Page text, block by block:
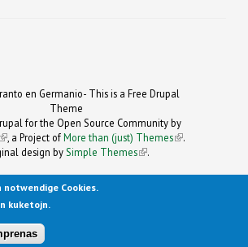
en Germanio- This is a Free Drupal
Theme
for the Open Source Community by
(link is external)
, a Project ofMore than (just) Themes (link is
.
design by Simple Themes
(link is
.
Cookies.
kuketojn.